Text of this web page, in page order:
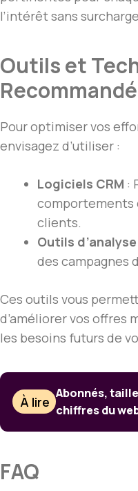
l’intérêt sans
Outils et
Pour optimiser vos
envisagez d’utiliser :
Logiciels CRM :
comportements
clients.
Outils d’analyse
des campagnes
Ces outils vous
d’améliorer vos offres
les besoins futurs de
À lire
Abonnés,
chiffres du
FAQ